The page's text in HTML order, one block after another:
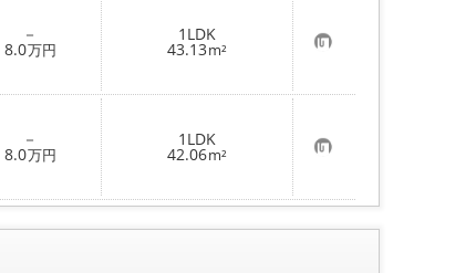
－
8.0万円
1LDK
43.13m² お
気
に
入
り
登
録
－
8.0万円
1LDK
42.06m² お
気
に
入
登